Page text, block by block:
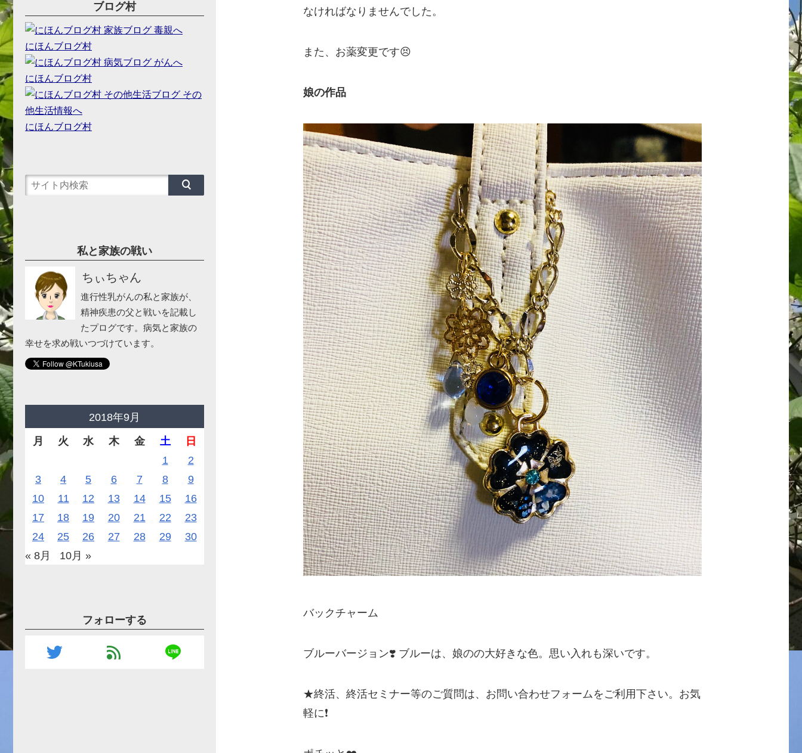
なければなりませんでした。
また、お薬変更です😣
娘の作品
バックチャーム
ブルーバージョン❣️ ブルーは、娘のの大好きな色。思い入れも深いです。
★終活、終活セミナー等のご質問は、お問い合わせフォームをご利用下さい。お気
軽に❗️
ブログ村
にほんブログ村
にほんブログ村
にほんブログ村
私と家族の戦い
ちぃちゃん
進行性乳がんの私と家族が、
精神疾患の父と戦いを記載し
たプログです。病気と家族の
幸せを求め戦いつづけています。
2018年9月
月
火 水 木 金 土
日
1
2
3
4 5 6 7 8
9
10
11 12 13 14 15
16
17
18 19 20 21 22
23
24
25 26 27 28 29
30
« 8月
10月 »
フォローする
twitter feed line